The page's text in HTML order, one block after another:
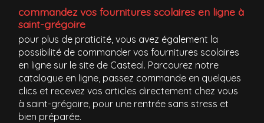
commandez vos fournitures scolaires en ligne à
saint-grégoire
pour plus de praticité, vous avez également la
possibilité de commander vos fournitures scolaires
en ligne sur le site de Casteal. Parcourez notre
catalogue en ligne, passez commande en quelques
clics et recevez vos articles directement chez vous
à saint-grégoire, pour une rentrée sans stress et
bien préparée.